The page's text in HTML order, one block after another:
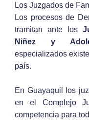
Los Juzgados de
Los procesos de
tramitan ante los
Niñez y
especializados
país.
En Guayaquil los
en el Complejo
competencia para